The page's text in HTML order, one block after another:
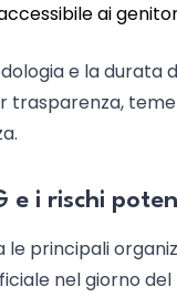
ai
e la durata
e i rischi
le principali
nel giorno